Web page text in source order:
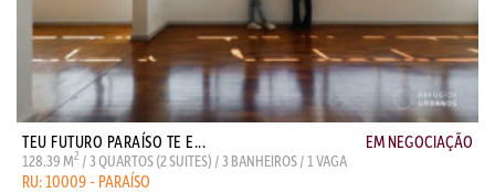
TEU FUTURO PARAÍSO TE E... EM NEGOCIAÇÃO
128.39 M2 / 3 QUARTOS (2 SUITES) / 3 BANHEIROS / 1 VAGA
RU: 10009 - PARAÍSO